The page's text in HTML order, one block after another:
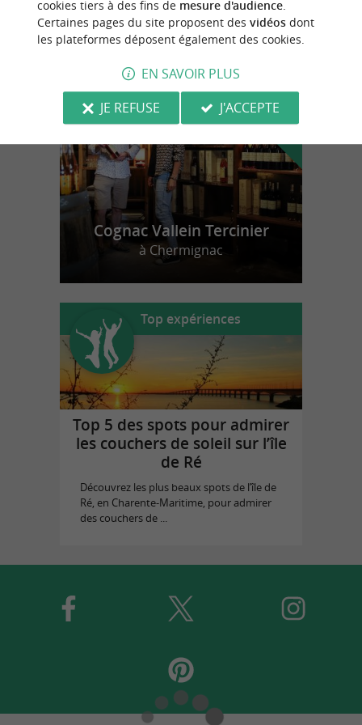
n
o
t
r
e
c
o
u
p
d
e
c
o
e
u
r
Cognac Vallein Tercinier
à Chermignac
Top expériences
Top 5 des spots pour admirer
les couchers de soleil sur l’île
de Ré
Découvrez les plus beaux spots de l’île de
Ré, en Charente-Maritime, pour admirer
des couchers de ...
cookies tiers à des fins de mesure d'audience.
Certaines pages du site proposent des vidéosdont
les plateformes déposent également des cookies.
EN SAVOIR PLUS
JE REFUSE
J'ACCEPTE